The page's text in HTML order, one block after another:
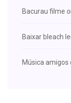
Bacurau filme
Baixar bleach
Música